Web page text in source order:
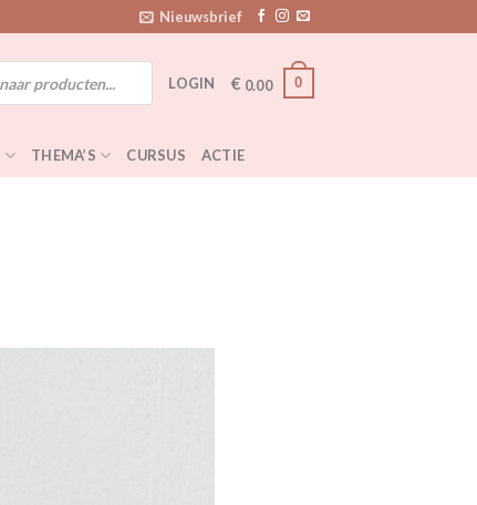
Nieuwsbrief
LOGIN € 0.00 0
THEMA’S CURSUS ACTIE